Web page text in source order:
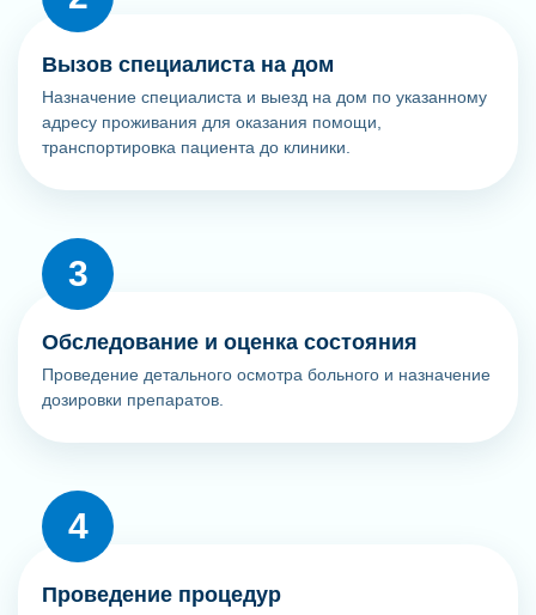
Вызов специалиста на дом
Назначение специалиста и выезд на дом по указанному
адресу проживания для оказания помощи,
транспортировка пациента до клиники.
Обследование и оценка состояния
Проведение детального осмотра больного и назначение
дозировки препаратов.
Проведение процедур